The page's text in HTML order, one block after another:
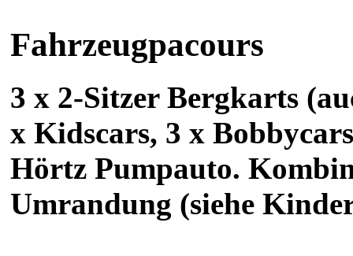
Fahrzeugpacours
3 x 2-Sitzer Bergkarts
x Kidscars, 3 x
Hörtz Pumpauto.
Umrandung (siehe